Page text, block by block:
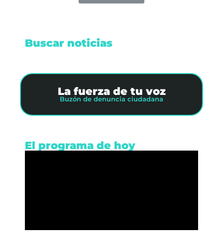
Buscar noticias
La fuerza de tu voz
Buzón de denuncia ciudadana
El programa de hoy